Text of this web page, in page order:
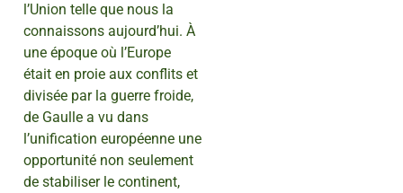
l’Union telle que nous la
connaissons aujourd’hui. À
une époque où l’Europe
était en proie aux conflits et
divisée par la guerre froide,
de Gaulle a vu dans
l’unification européenne une
opportunité non seulement
de stabiliser le continent,